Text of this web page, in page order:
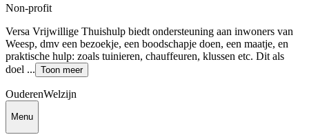
Non-profit
Versa Vrijwillige Thuishulp biedt ondersteuning aan inwoners van
Weesp, dmv een bezoekje, een boodschapje doen, een maatje, en
praktische hulp: zoals tuinieren, chauffeuren, klussen etc. Dit als
doel ... Toon meer
OuderenWelzijn
Menu